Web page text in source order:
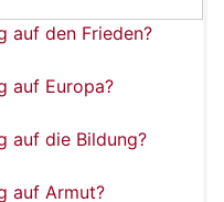
auf den Frieden?
auf Europa?
auf die Bildung?
auf Armut?